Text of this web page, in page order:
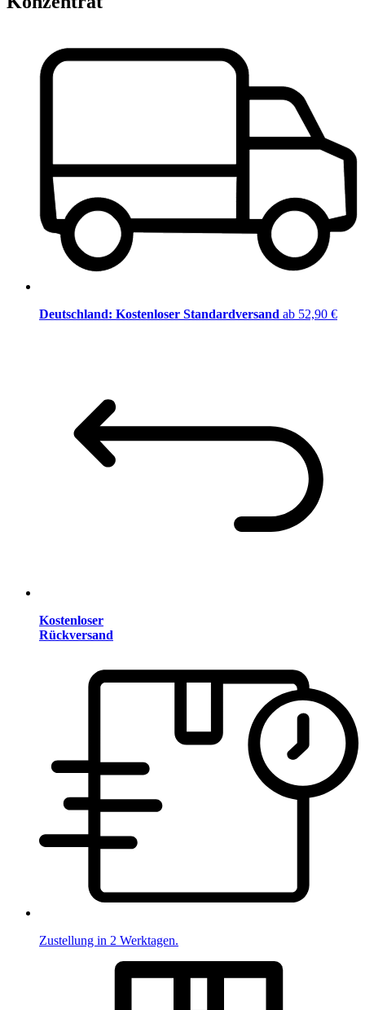
Deutschland: Kostenloser Standardversand ab 52,90 €
Kostenloser
Rückversand
Zustellung in 2 Werktagen.